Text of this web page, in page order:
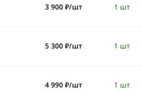
1 шт
3 900 ₽/шт
1 шт
5 300 ₽/шт
1 шт
4 990 ₽/шт